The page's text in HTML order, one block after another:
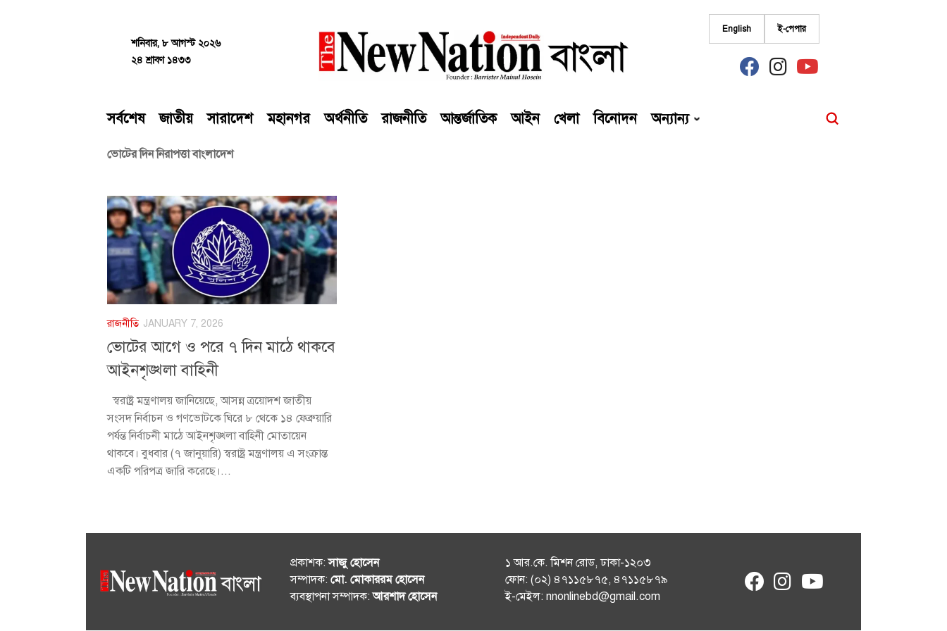
শনিবার, ৮ আগস্ট ২০২৬
২৪ শ্রাবণ ১৪৩৩
English ই-পেপার
fab
fa-
fab
fa-
fab
fa-
সর্বশেষ জাতীয় সারাদেশ মহানগর অর্থনীতি রাজনীতি আন্তর্জাতিক আইন খেলা বিনোদন অন্যান্য
ভোটের দিন নিরাপত্তা বাংলাদেশ
রাজনীতি JANUARY 7, 2026
ভোটের আগে ও পরে ৭ দিন মাঠে থাকবে
আইনশৃঙ্খলা বাহিনী
স্বরাষ্ট্র মন্ত্রণালয় জানিয়েছে, আসন্ন ত্রয়োদশ জাতীয়
সংসদ নির্বাচন ও গণভোটকে ঘিরে ৮ থেকে ১৪ ফেব্রুয়ারি
পর্যন্ত নির্বাচনী মাঠে আইনশৃঙ্খলা বাহিনী মোতায়েন
থাকবে। বুধবার (৭ জানুয়ারি) স্বরাষ্ট্র মন্ত্রণালয় এ সংক্রান্ত
একটি পরিপত্র জারি করেছে।...
প্রকাশক:সাজু হোসেন
সম্পাদক: মো. মোকাররম হোসেন
ব্যবস্থাপনা সম্পাদক:আরশাদ হোসেন
১ আর.কে. মিশন রোড, ঢাকা-১২০৩
ফোন: (০২) ৪৭১১৫৮৭৫, ৪৭১১৫৮৭৯
ই-মেইল: nnonlinebd@gmail.com
fab
fa-
fab
fa-
fab
fa-